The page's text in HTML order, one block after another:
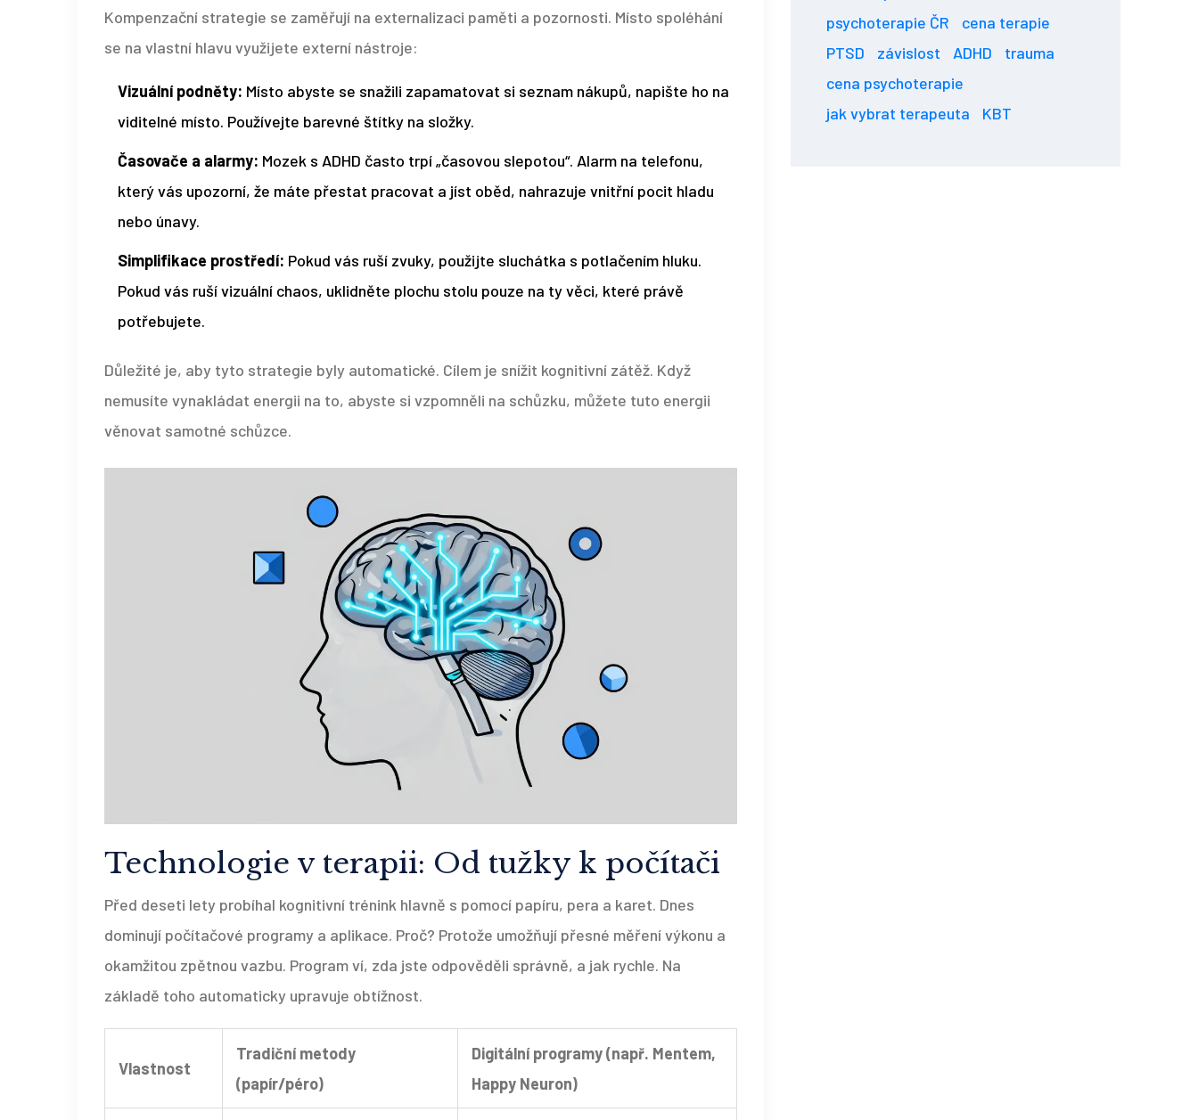
Kompenzační strategie se zaměřují na externalizaci paměti a pozornosti. Místo spoléhání
se na vlastní hlavu využijete externí nástroje:
Vizuální podněty: Místo abyste se snažili zapamatovat si seznam nákupů, napište ho na
viditelné místo. Používejte barevné štítky na složky.
Časovače a alarmy: Mozek s ADHD často trpí „časovou slepotou“. Alarm na telefonu,
který vás upozorní, že máte přestat pracovat a jíst oběd, nahrazuje vnitřní pocit hladu
nebo únavy.
Simplifikace prostředí: Pokud vás ruší zvuky, použijte sluchátka s potlačením hluku.
Pokud vás ruší vizuální chaos, uklidněte plochu stolu pouze na ty věci, které právě
potřebujete.
Důležité je, aby tyto strategie byly automatické. Cílem je snížit kognitivní zátěž. Když
nemusíte vynakládat energii na to, abyste si vzpomněli na schůzku, můžete tuto energii
věnovat samotné schůzce.
Technologie v terapii: Od tužky k počítači
Před deseti lety probíhal kognitivní trénink hlavně s pomocí papíru, pera a karet. Dnes
dominují počítačové programy a aplikace. Proč? Protože umožňují přesné měření výkonu a
okamžitou zpětnou vazbu. Program ví, zda jste odpověděli správně, a jak rychle. Na
základě toho automaticky upravuje obtížnost.
Vlastnost
Tradiční metody
(papír/péro)
Digitální programy (např. Mentem,
Happy Neuron)
psychoterapie ČR
cena terapie
PTSD
závislost ADHD
trauma
cena psychoterapie
jak vybrat terapeuta
KBT